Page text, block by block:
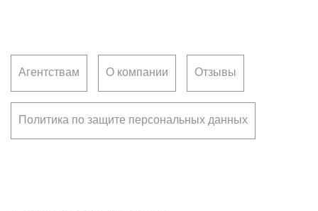
Агентствам О компании Отзывы
Политика по защите персональных данных